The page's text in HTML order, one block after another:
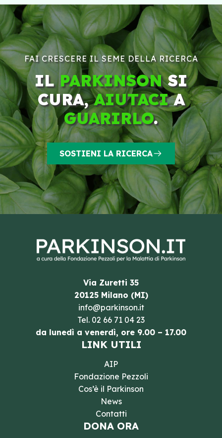
FAI CRESCERE IL SEME DELLA RICERCA
ILPARKINSONSI
CURA,AIUTACIA
GUARIRLO.
SOSTIENI LA RICERCA
Via Zuretti 35
20125 Milano (MI)
info@parkinson.it
Tel. 02 66 71 04 23
da lunedì a venerdì, ore 9.00 – 17.00
LINK UTILI
AIP
Fondazione Pezzoli
Cos’è il Parkinson
News
Contatti
DONA ORA